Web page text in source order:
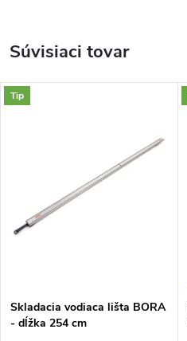
Súvisiaci tovar
Tip
Skladacia vodiaca lišta BORA
- dĺžka 254 cm